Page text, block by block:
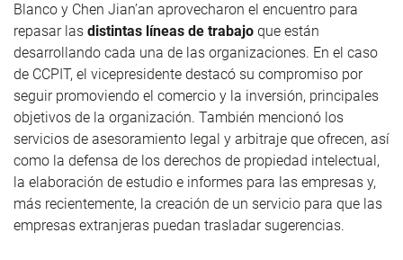
Blanco y Chen Jian’an aprovecharon el encuentro para
repasar las distintas líneas de trabajo que están
desarrollando cada una de las organizaciones. En el caso
de CCPIT, el vicepresidente destacó su compromiso por
seguir promoviendo el comercio y la inversión, principales
objetivos de la organización. También mencionó los
servicios de asesoramiento legal y arbitraje que ofrecen, así
como la defensa de los derechos de propiedad intelectual,
la elaboración de estudio e informes para las empresas y,
más recientemente, la creación de un servicio para que las
empresas extranjeras puedan trasladar sugerencias.